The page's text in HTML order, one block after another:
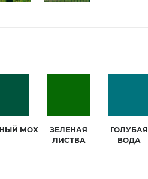
МОХ
ЗЕЛЕНАЯ
ЛИСТВА
ГОЛУБАЯ
ВОДА